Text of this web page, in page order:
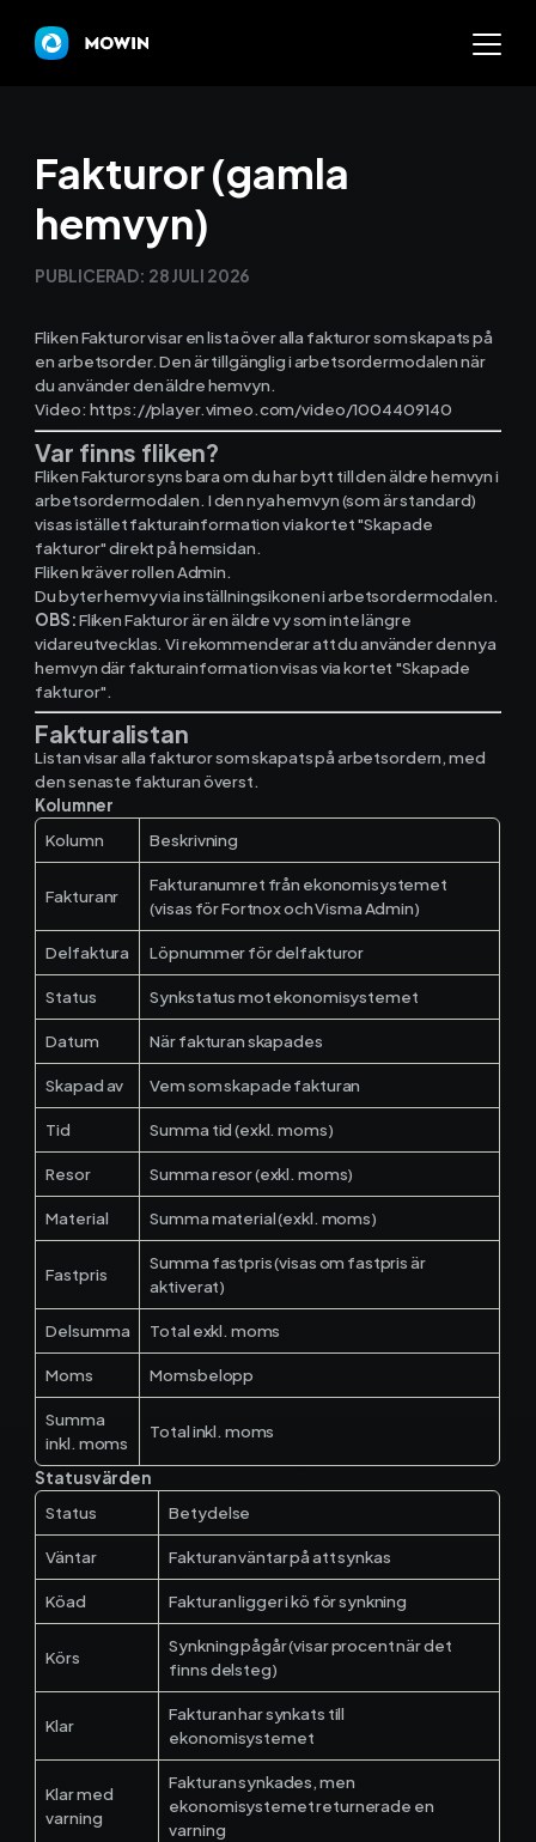
Priser
Nyheter
Kalkylatorer
Ekonomisystem
Fortnox
Funktioner
Arbetsorder
Tidrapportering
Materialhantering
Husarbete
Checklistor
Offert NY
Kalender
Signatur
Fakturering
Kontakt och support
Telefon: 0300-120 11
Mån - Fre 8:00 - 16:00
E-post:
Kundservice
Fakturor (gamla
hemvyn)
PUBLICERAD: 28 JULI 2026
Fliken Fakturor visar en lista över alla fakturor som skapats på
en arbetsorder. Den är tillgänglig i arbetsordermodalen när
du använder den äldre hemvyn.
Video: https://player.vimeo.com/video/1004409140
Var finns fliken?
Fliken Fakturor syns bara om du har bytt till den äldre hemvyn i
arbetsordermodalen. I den nya hemvyn (som är standard)
visas istället fakturainformation via kortet "Skapade
fakturor" direkt på hemsidan.
Fliken kräver rollen Admin.
Du byter hemvy via inställningsikonen i arbetsordermodalen.
OBS:Fliken Fakturor är en äldre vy som inte längre
vidareutvecklas. Vi rekommenderar att du använder den nya
hemvyn där fakturainformation visas via kortet "Skapade
fakturor".
Fakturalistan
Listan visar alla fakturor som skapats på arbetsordern, med
den senaste fakturan överst.
Kolumner
Kolumn
Beskrivning
Fakturanr
Fakturanumret från ekonomisystemet
(visas för Fortnox och Visma Admin)
Delfaktura Löpnummer för delfakturor
Status Synkstatus mot ekonomisystemet
Datum När fakturan skapades
Skapad av Vem som skapade fakturan
Tid Summa tid (exkl. moms)
Resor Summa resor (exkl. moms)
Material Summa material (exkl. moms)
Fastpris
Summa fastpris (visas om fastpris är
aktiverat)
Delsumma Total exkl. moms
Moms Momsbelopp
Summa
inkl. moms
Total inkl. moms
Statusvärden
Status
Betydelse
Väntar Fakturan väntar på att synkas
Köad Fakturan ligger i kö för synkning
Körs
Synkning pågår (visar procent när det
finns delsteg)
Klar
Fakturan har synkats till
ekonomisystemet
Klar med
varning
Fakturan synkades, men
ekonomisystemet returnerade en
varning